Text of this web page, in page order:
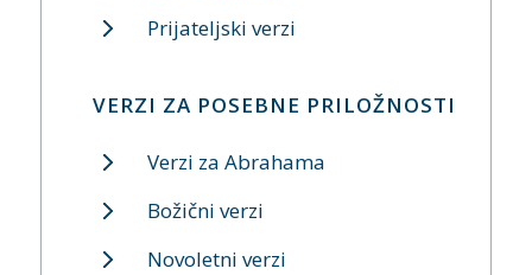
Prijateljski verzi
VERZI ZA POSEBNE PRILOŽNOSTI
Verzi za Abrahama
Božični verzi
Novoletni verzi